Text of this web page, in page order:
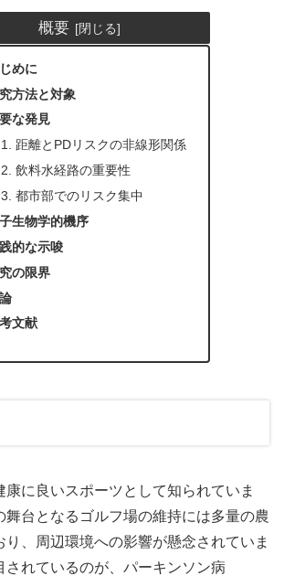
概要
めに
方法と対象
な発見
距離とPDリスクの非線形関係
飲料水経路の重要性
都市部でのリスク集中
生物学的機序
的な示唆
の限界
文献
康に良いスポーツとして知られていま
舞台となるゴルフ場の維持には多量の農
り、周辺環境への影響が懸念されていま
されているのが、パーキンソン病